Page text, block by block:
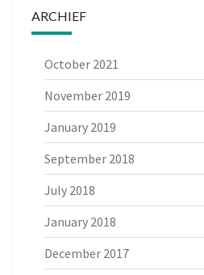
ARCHIEF
October 2021
November 2019
January 2019
September 2018
July 2018
January 2018
December 2017